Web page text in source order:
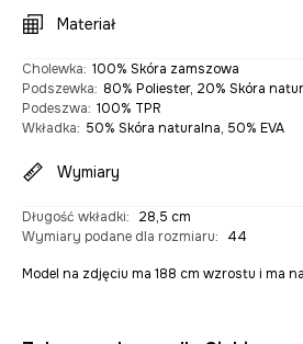
Materiał
Cholewka: 100% Skóra zamszowa
Podszewka: 80% Poliester, 20% Skóra
Podeszwa: 100% TPR
Wkładka: 50% Skóra naturalna, 50% EVA
Wymiary
Długość wkładki:
28,5 cm
Wymiary podane dla rozmiaru: 44
Model na zdjęciu ma 188 cm wzrostu i ma